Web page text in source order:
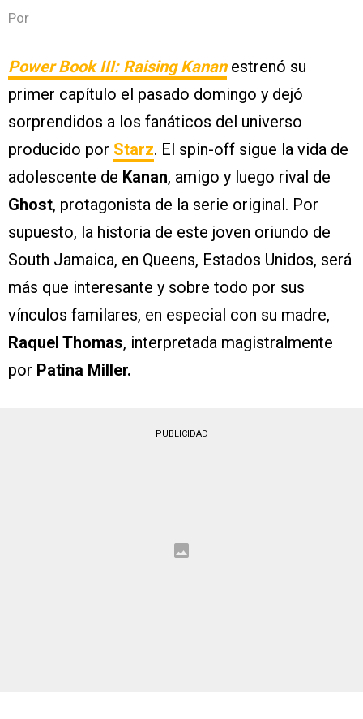
Por
Power Book III: Raising Kananestrenó su
primer capítulo el pasado domingo y dejó
sorprendidos a los fanáticos del universo
producido por Starz. El spin-off sigue la vida de
adolescente de Kanan, amigo y luego rival de
Ghost, protagonista de la serie original. Por
supuesto, la historia de este joven oriundo de
South Jamaica, en Queens, Estados Unidos, será
más que interesante y sobre todo por sus
vínculos familares, en especial con su madre,
Raquel Thomas, interpretada magistralmente
por Patina Miller.
PUBLICIDAD